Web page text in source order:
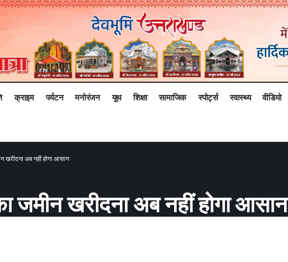
क्राइम पर्यटन मनोरंजन यूथ शिक्षा सामाजिक स्पोर्ट्स स्वास्थ्य वीडियो
खरीदना अब नहीं होगा आसान
जमीन खरीदना अब नहीं होगा आसान